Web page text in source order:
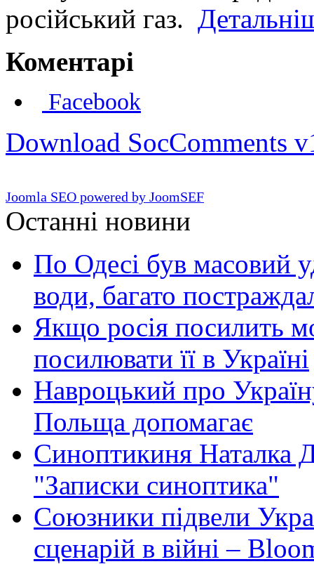
російський газ.
Коментарі
Facebook
Download SocComments
Joomla SEO powered by JoomSEF
Останні новини
По Одесі був масовий
води, багато
Якщо росія посилить
посилювати її в Україні
Навроцький про
Польща допомагає
Синоптикиня Наталка
"Записки синоптика"
Союзники підвели
сценарій в війні –